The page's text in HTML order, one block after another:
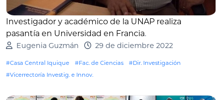
Investigador y académico de la UNAP realiza
pasantía en Universidad en Francia.
Eugenia Guzmán 29 de diciembre 2022
#Casa Central Iquique #Fac. de Ciencias
#Dir. Investigación
#Vicerrectoría Investig. e Innov.